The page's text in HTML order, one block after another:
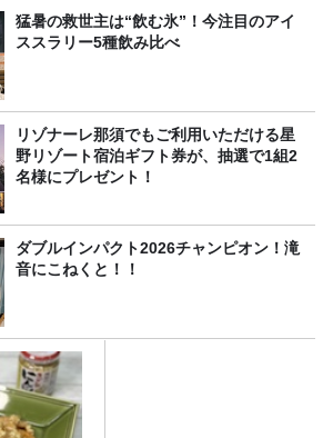
猛暑の救世主は“飲む氷”！今注目のアイ
ススラリー5種飲み比べ
リゾナーレ那須でもご利用いただける星
野リゾート宿泊ギフト券が、抽選で1組2
名様にプレゼント！
ダブルインパクト2026チャンピオン！滝
音にこねくと！！